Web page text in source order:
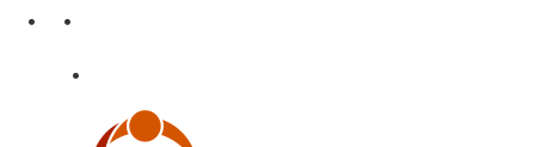
• •
•